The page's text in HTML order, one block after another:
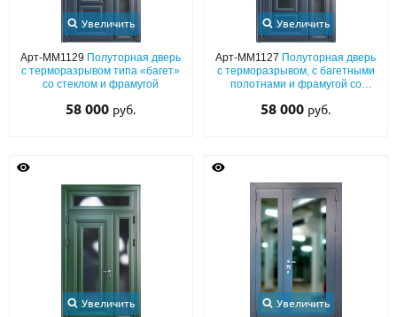
Увеличить
Арт-ММ1129 Полуторная дверь
с терморазрывом типа «багет»
со стеклом и фрамугой
58 000 руб.
Увеличить
Арт-ММ1127 Полуторная дверь
с терморазрывом, с багетными
полотнами и фрамугой со
58 000 руб.
Увеличить Увеличить